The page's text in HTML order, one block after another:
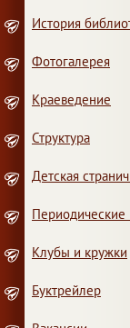
История
Фотогалерея
Краеведение
Структура
Детская
Периодические
Клубы и кружки
Буктрейлер